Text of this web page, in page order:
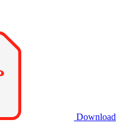
Download